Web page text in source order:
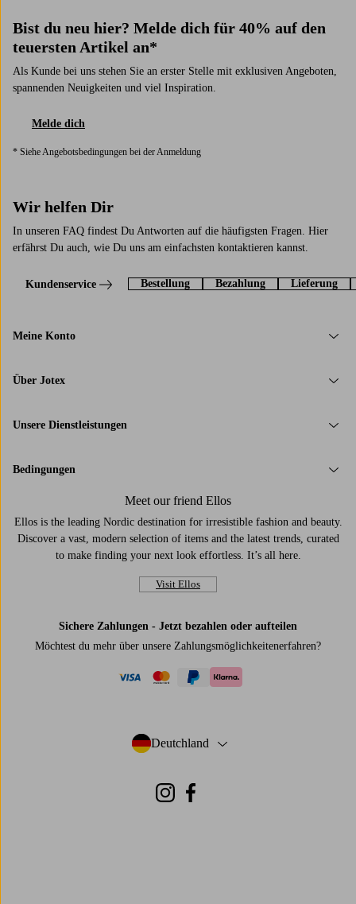
Bist du neu hier? Melde dich für 40% auf den
teuersten Artikel an*
Als Kunde bei uns stehen Sie an erster Stelle mit exklusiven Angeboten,
spannenden Neuigkeiten und viel Inspiration.
Melde dich
* Siehe Angebotsbedingungen bei der Anmeldung
Wir helfen Dir
In unseren FAQ findest Du Antworten auf die häufigsten Fragen. Hier
erfährst Du auch, wie Du uns am einfachsten kontaktieren kannst.
Kundenservice Bestellung Bezahlung Lieferung
Meine Konto
Über Jotex
Unsere Dienstleistungen
Bedingungen
Meet our friend Ellos
Ellos is the leading Nordic destination for irresistible fashion and beauty.
Discover a vast, modern selection of items and the latest trends, curated
to make finding your next look effortless. It’s all here.
Visit Ellos
Sichere Zahlungen - Jetzt bezahlen oder aufteilen
Möchtest du mehr über unsere Zahlungsmöglichkeitenerfahren?
Deutchland
- Land auswählen